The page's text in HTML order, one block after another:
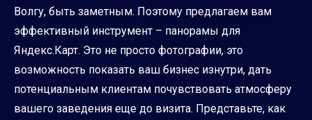
Волгу, быть заметным. Поэтому предлагаем вам
эффективный инструмент – панорамы для
Яндекс.Карт. Это не просто фотографии, это
возможность показать ваш бизнес изнутри, дать
потенциальным клиентам почувствовать атмосферу
вашего заведения еще до визита. Представьте, как